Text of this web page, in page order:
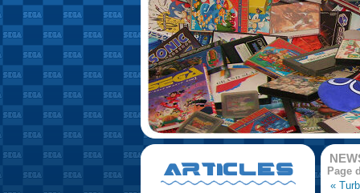
Page
«
ARTICLES